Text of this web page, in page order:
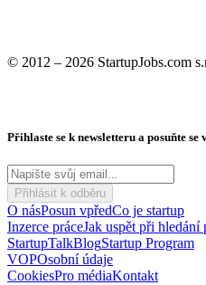
© 2012 – 2026 StartupJobs.com
Přihlaste se k newsletteru a posuňte se
Přihlásit k odběru
O násPosun vpředCo je startup
Inzerce práceJak uspět při hledání
StartupTalkBlogStartup Program
VOPOsobní údaje
CookiesPro médiaKontakt